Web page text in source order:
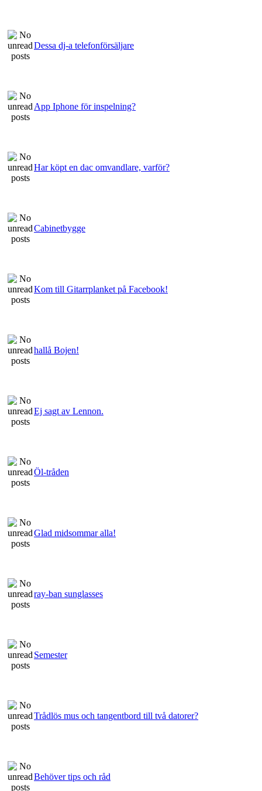
Dessa dj-a telefonförsäljare
App Iphone för inspelning?
Har köpt en dac omvandlare, varför?
Cabinetbygge
Kom till Gitarrplanket på Facebook!
hallå Bojen!
Ej sagt av Lennon.
Öl-tråden
Glad midsommar alla!
ray-ban sunglasses
Semester
Trådlös mus och tangentbord till två datorer?
Behöver tips och råd